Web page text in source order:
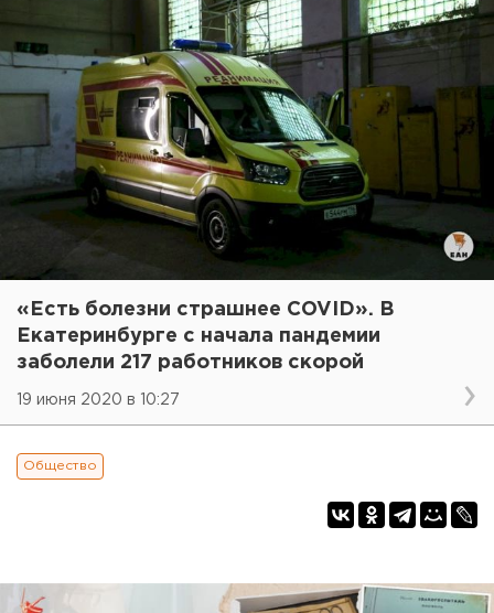
«Есть болезни страшнее COVID». В
Екатеринбурге с начала пандемии
заболели 217 работников скорой
19 июня 2020 в 10:27
Общество